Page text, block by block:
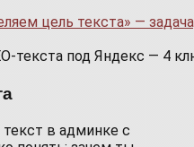
текста под Яндекс — 4
в админке с